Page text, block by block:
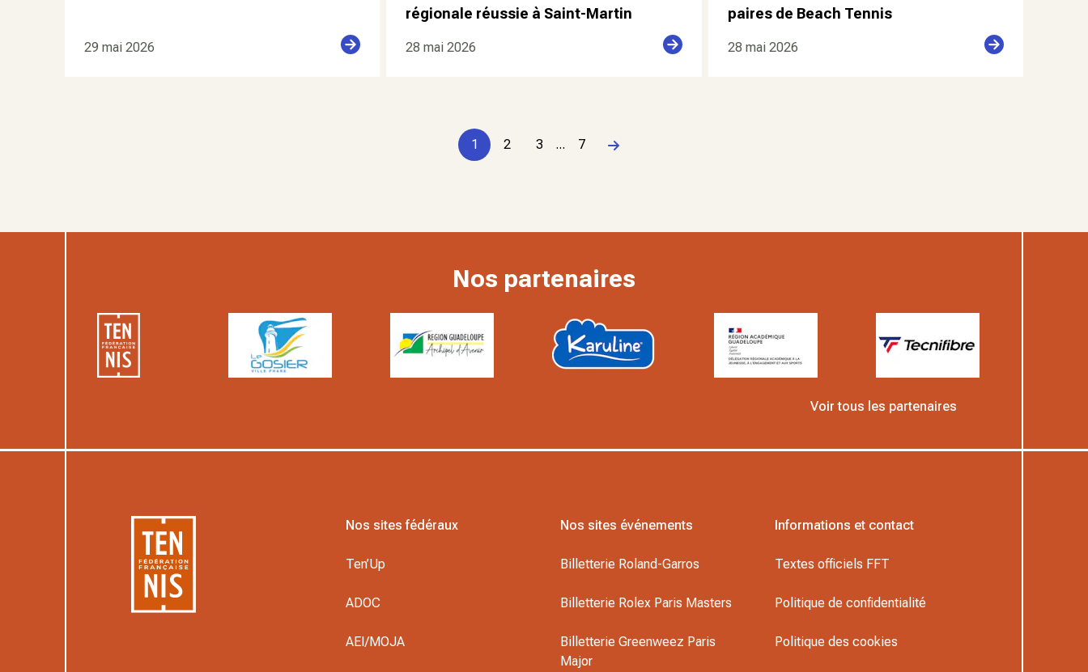
29 mai 2026
régionale réussie à Saint-Martin
28 mai 2026
paires de Beach Tennis
28 mai 2026
1 2 3 ... 7
Page suivante
Nos partenaires
Voir tous les partenaires
Nos sites fédéraux
Ten’Up
ADOC
AEI/MOJA
Nos sites événements
Billetterie Roland-Garros
Billetterie Rolex Paris Masters
Billetterie Greenweez Paris
Major
Informations et contact
Textes officiels FFT
Politique de confidentialité
Politique des cookies